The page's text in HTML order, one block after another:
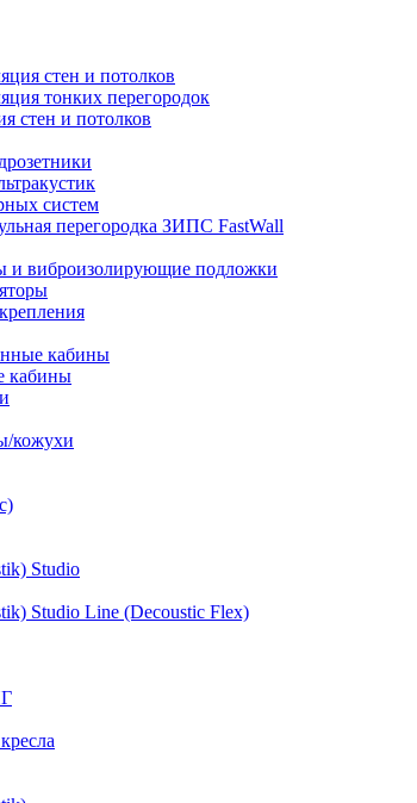
стен и потолков
тонких перегородок
стен и потолков
систем
перегородка ЗИПС FastWall
и виброизолирующие подложки
кабины
кабины
кожухи
Studio
Studio Line (Decoustic Flex)